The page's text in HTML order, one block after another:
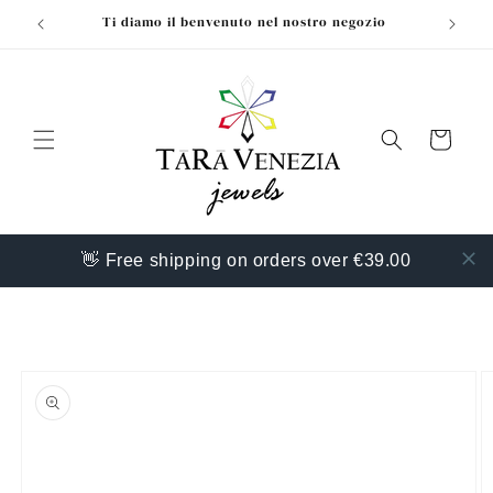
direttamenteTi diamo il benvenuto nel nostro negozio
Carrello
👋 Free shipping on orders over €39.00